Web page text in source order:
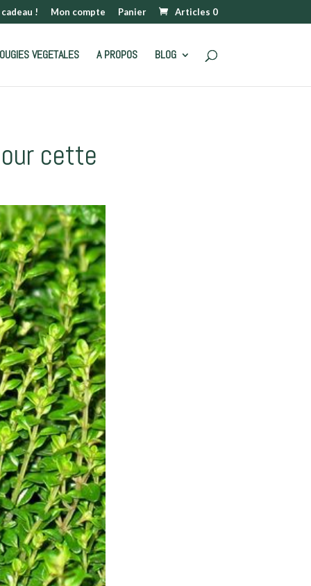
! Mon compte Panier Articles 0
VEGETALES A PROPOS BLOG
cette